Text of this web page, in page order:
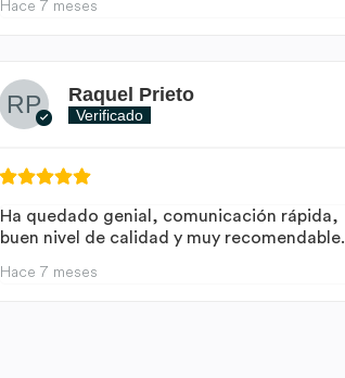
Hace 7 meses
Raquel Prieto
Verificado
Ha quedado genial, comunicación rápida,
buen nivel de calidad y muy recomendable.
Hace 7 meses